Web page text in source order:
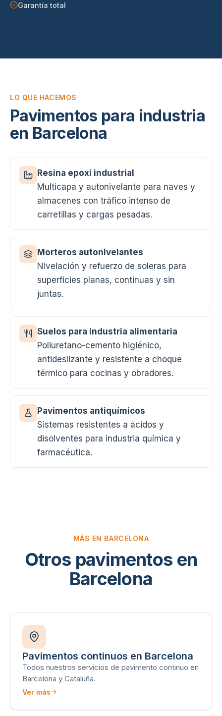
Garantía total
LO QUE HACEMOS
Pavimentos para industria
en Barcelona
Resina epoxi industrial
Multicapa y autonivelante para naves y
almacenes con tráfico intenso de
carretillas y cargas pesadas.
Morteros autonivelantes
Nivelación y refuerzo de soleras para
superficies planas, continuas y sin
juntas.
Suelos para industria alimentaria
Poliuretano-cemento higiénico,
antideslizante y resistente a choque
térmico para cocinas y obradores.
Pavimentos antiquímicos
Sistemas resistentes a ácidos y
disolventes para industria química y
farmacéutica.
MÁS EN BARCELONA
Otros pavimentos en
Barcelona
Pavimentos continuos en Barcelona
Todos nuestros servicios de pavimento continuo en
Barcelona y Cataluña.
Ver más